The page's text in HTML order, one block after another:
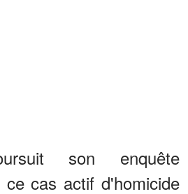
son enquête
ce cas actif d'homicide